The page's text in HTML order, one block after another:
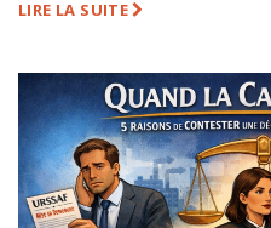
LIRE LA SUITE